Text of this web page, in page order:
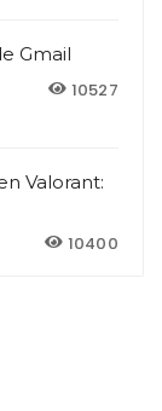
Gmail
10527
Valorant:
10400